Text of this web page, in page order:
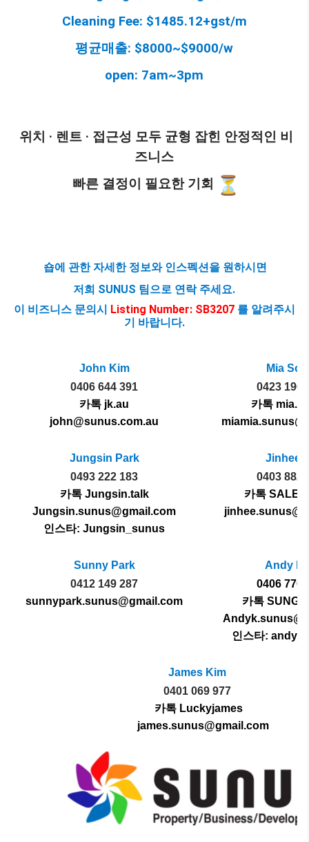
Cleaning Fee: $1485.12+gst/m
평균매출: $8000~$9000/w
open: 7am~3pm
위치 · 렌트 · 접근성 모두 균형 잡힌 안정적인 비
즈니스
빠른 결정이 필요한 기회
숍에 관한 자세한 정보와 인스펙션을 원하시면
저희 SUNUS 팀으로 연락 주세요.
이 비즈니스 문의시
Listing Number: SB3207 를 알려주시
기 바랍니다.
John Kim
0406 644 391
카톡 jk.au
john@sunus.com.au
Mia
0423 196
카톡
Jungsin Park
0493 222 183
카톡 Jungsin.talk
Jungsin.sunus@gmail.com
인스타: Jungsin_sunus
Jinhee
0403 882
카톡
Sunny Park
0412 149 287
sunnypark.sunus@gmail.com
Andy
0406 770
카톡
인스타:
James Kim
0401 069 977
카톡 Luckyjames
james.sunus@gmail.com